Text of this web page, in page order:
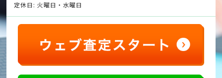
定休日: 火曜日・水曜日